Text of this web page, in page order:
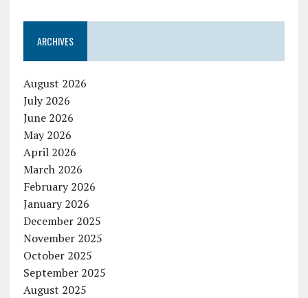
ARCHIVES
August 2026
July 2026
June 2026
May 2026
April 2026
March 2026
February 2026
January 2026
December 2025
November 2025
October 2025
September 2025
August 2025